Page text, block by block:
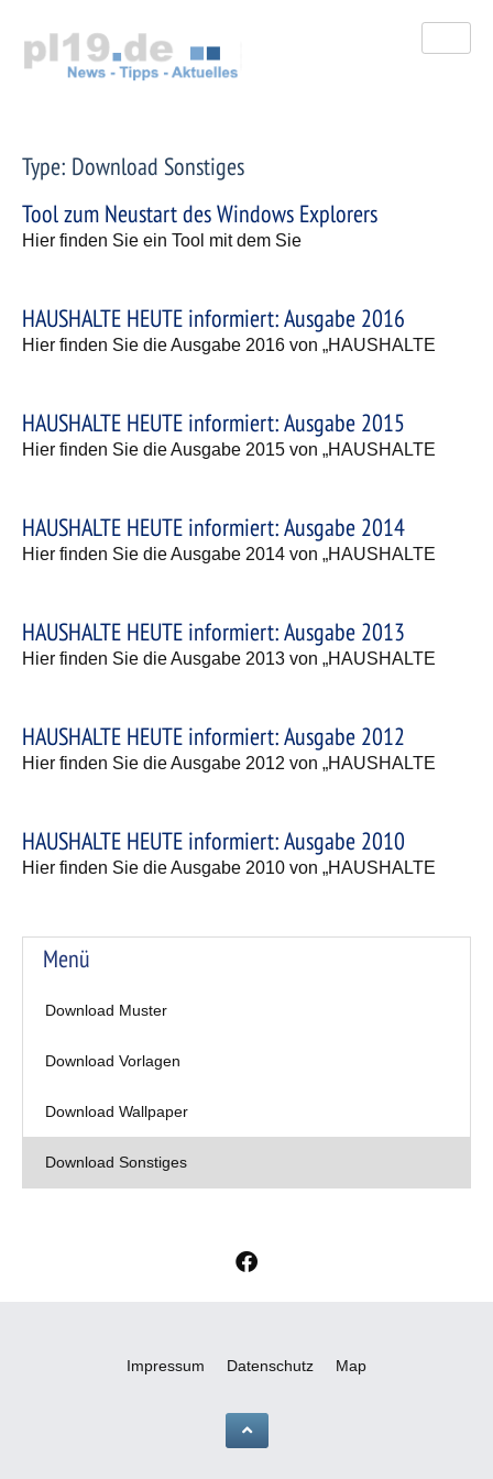
springen
Type: Download Sonstiges
Tool zum Neustart des Windows Explorers
Hier finden Sie ein Tool mit dem Sie
HAUSHALTE HEUTE informiert: Ausgabe 2016
Hier finden Sie die Ausgabe 2016 von „HAUSHALTE
HAUSHALTE HEUTE informiert: Ausgabe 2015
Hier finden Sie die Ausgabe 2015 von „HAUSHALTE
HAUSHALTE HEUTE informiert: Ausgabe 2014
Hier finden Sie die Ausgabe 2014 von „HAUSHALTE
HAUSHALTE HEUTE informiert: Ausgabe 2013
Hier finden Sie die Ausgabe 2013 von „HAUSHALTE
HAUSHALTE HEUTE informiert: Ausgabe 2012
Hier finden Sie die Ausgabe 2012 von „HAUSHALTE
HAUSHALTE HEUTE informiert: Ausgabe 2010
Hier finden Sie die Ausgabe 2010 von „HAUSHALTE
Menü
Download Muster
Download Vorlagen
Download Wallpaper
Download Sonstiges
F
a
o
k
Impressum Datenschutz Map